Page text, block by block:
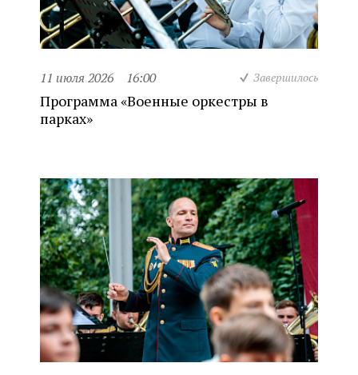
11 июля 2026 16:00 Завершилось
Программа «Военные оркестры в
парках»